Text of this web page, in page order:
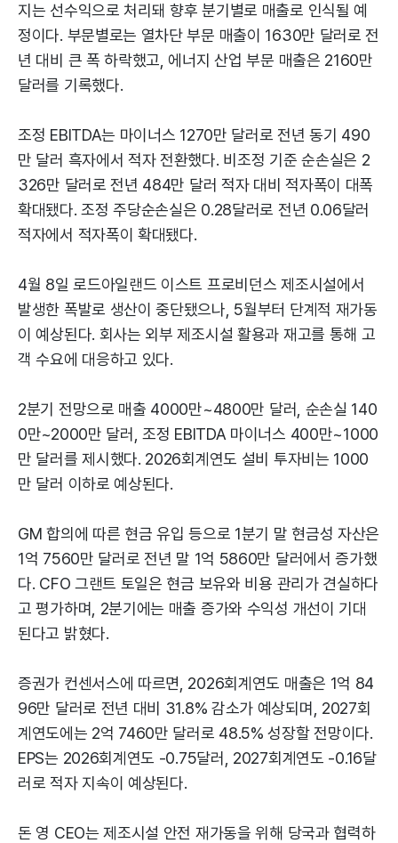
지는 선수익으로 처리돼 향후 분기별로 매출로 인식될 예
정이다. 부문별로는 열차단 부문 매출이 1630만 달러로 전
년 대비 큰 폭 하락했고, 에너지 산업 부문 매출은 2160만
달러를 기록했다.
조정 EBITDA는 마이너스 1270만 달러로 전년 동기 490
만 달러 흑자에서 적자 전환했다. 비조정 기준 순손실은 2
326만 달러로 전년 484만 달러 적자 대비 적자폭이 대폭
확대됐다. 조정 주당순손실은 0.28달러로 전년 0.06달러
적자에서 적자폭이 확대됐다.
4월 8일 로드아일랜드 이스트 프로비던스 제조시설에서
발생한 폭발로 생산이 중단됐으나, 5월부터 단계적 재가동
이 예상된다. 회사는 외부 제조시설 활용과 재고를 통해 고
객 수요에 대응하고 있다.
2분기 전망으로 매출 4000만~4800만 달러, 순손실 140
0만~2000만 달러, 조정 EBITDA 마이너스 400만~1000
만 달러를 제시했다. 2026회계연도 설비 투자비는 1000
만 달러 이하로 예상된다.
GM 합의에 따른 현금 유입 등으로 1분기 말 현금성 자산은
1억 7560만 달러로 전년 말 1억 5860만 달러에서 증가했
다. CFO 그랜트 토일은 현금 보유와 비용 관리가 견실하다
고 평가하며, 2분기에는 매출 증가와 수익성 개선이 기대
된다고 밝혔다.
증권가 컨센서스에 따르면, 2026회계연도 매출은 1억 84
96만 달러로 전년 대비 31.8% 감소가 예상되며, 2027회
계연도에는 2억 7460만 달러로 48.5% 성장할 전망이다.
EPS는 2026회계연도 -0.75달러, 2027회계연도 -0.16달
러로 적자 지속이 예상된다.
돈 영 CEO는 제조시설 안전 재가동을 위해 당국과 협력하